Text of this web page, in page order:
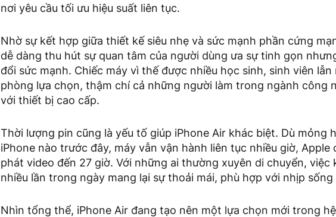
nơi yêu cầu tối ưu hiệu suất liên tục.
Nhờ sự kết hợp giữa thiết kế siêu nhẹ và sức mạnh phần cứng
dễ dàng thu hút sự quan tâm của người dùng ưa sự tinh gọn
đổi sức mạnh. Chiếc máy vì thế được nhiều học sinh, sinh viên lẫn
phòng lựa chọn, thậm chí cả những người làm trong ngành công
với thiết bị cao cấp.
Thời lượng pin cũng là yếu tố giúp iPhone Air khác biệt. Dù mỏng
iPhone nào trước đây, máy vẫn vận hành liên tục nhiều giờ, Apple
phát video đến 27 giờ. Với những ai thường xuyên di chuyển, việc
nhiều lần trong ngày mang lại sự thoải mái, phù hợp với nhịp sống
Nhìn tổng thể, iPhone Air đang tạo nên một lựa chọn mới trong